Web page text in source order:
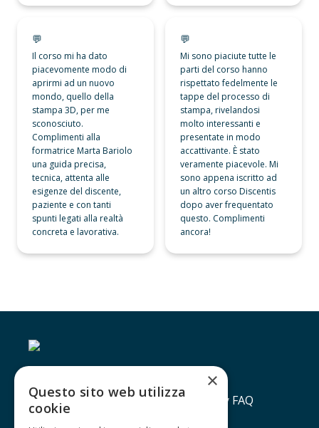
💬
Il corso mi ha dato
piacevomente modo di
aprirmi ad un nuovo
mondo, quello della
stampa 3D, per me
sconosciuto.
Complimenti alla
formatrice Marta Bariolo
una guida precisa,
tecnica, attenta alle
esigenze del discente,
paziente e con tanti
spunti legati alla realtà
concreta e lavorativa.
💬
Mi sono piaciute tutte le
parti del corso hanno
rispettato fedelmente le
tappe del processo di
stampa, rivelandosi
molto interessanti e
presentate in modo
accattivante. È stato
veramente piacevole. Mi
sono appena iscritto ad
un altro corso Discentis
dopo aver frequentato
questo. Complimenti
ancora!
Contatti Lavora con noiPrivacy policy FAQ
×
Questo sito web utilizza
cookie